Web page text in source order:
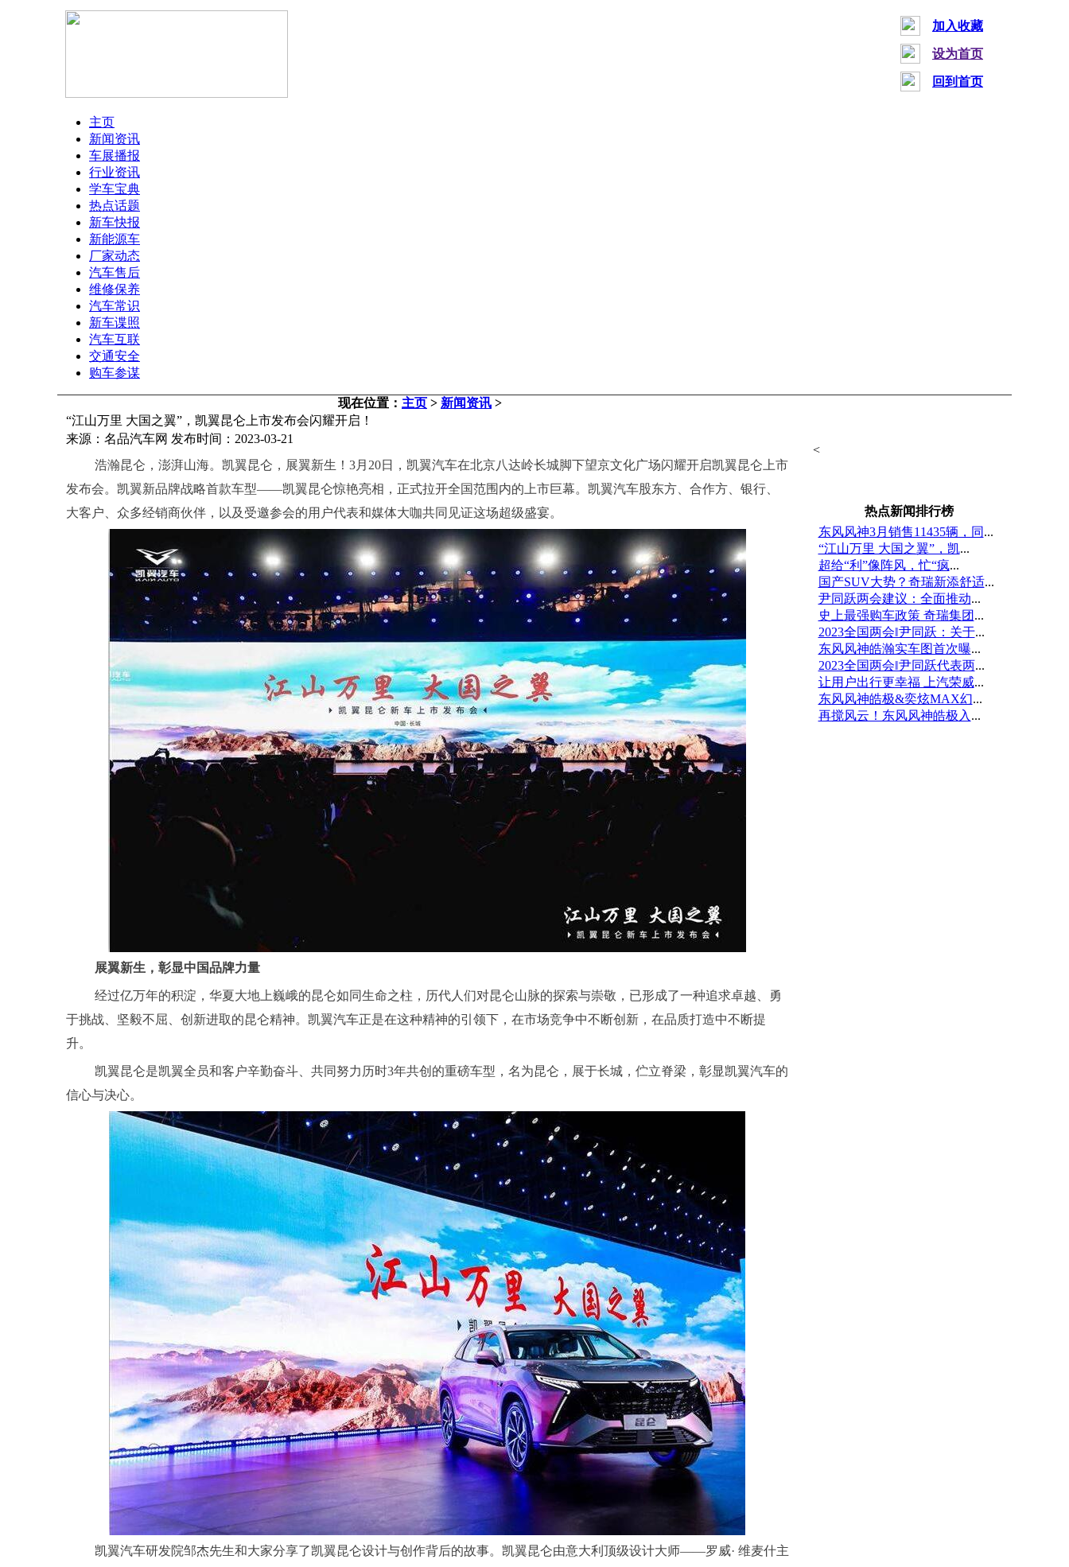
加入收藏
设为首页
回到首页
主页
新闻资讯
车展播报
行业资讯
学车宝典
热点话题
新车快报
新能源车
厂家动态
汽车售后
维修保养
汽车常识
新车谍照
汽车互联
交通安全
购车参谋
现在位置： 主页 > 新闻资讯 >
“江山万里 大国之翼”，凯翼昆仑上市发布会闪耀开启！
来源：名品汽车网 发布时间：2023-03-21
浩瀚昆仑，澎湃山海。凯翼昆仑，展翼新生！3月20日，凯翼汽车在北京八达岭长城脚下望京文化广场闪耀开启凯翼昆仑上市
发布会。凯翼新品牌战略首款车型——凯翼昆仑惊艳亮相，正式拉开全国范围内的上市巨幕。凯翼汽车股东方、合作方、银行、
大客户、众多经销商伙伴，以及受邀参会的用户代表和媒体大咖共同见证这场超级盛宴。
展翼新生，彰显中国品牌力量
经过亿万年的积淀，华夏大地上巍峨的昆仑如同生命之柱，历代人们对昆仑山脉的探索与崇敬，已形成了一种追求卓越、勇
于挑战、坚毅不屈、创新进取的昆仑精神。凯翼汽车正是在这种精神的引领下，在市场竞争中不断创新，在品质打造中不断提
升。
凯翼昆仑是凯翼全员和客户辛勤奋斗、共同努力历时3年共创的重磅车型，名为昆仑，展于长城，伫立脊梁，彰显凯翼汽车的
信心与决心。
凯翼汽车研发院邹杰先生和大家分享了凯翼昆仑设计与创作背后的故事。凯翼昆仑由意大利顶级设计大师——罗威· 维麦什主
<
热点新闻排行榜
东风风神3月销售11435辆，同 ...
“江山万里 大国之翼”，凯...
超给“利”像阵风，忙“疯...
国产SUV大势？奇瑞新添舒适...
尹同跃两会建议：全面推动...
史上最强购车政策 奇瑞集团 ...
2023全国两会‖尹同跃：关于...
东风风神皓瀚实车图首次曝...
2023全国两会‖尹同跃代表两...
让用户出行更幸福 上汽荣威...
东风风神皓极&奕炫MAX幻...
再搅风云！东风风神皓极入 ...